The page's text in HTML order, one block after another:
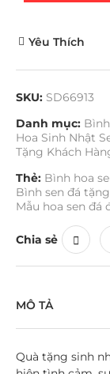
Yêu Thích
SKU: SD66913
Danh mục:
Hoa Sinh Nhật
Tặng Khách
Thẻ: Bình hoa
Bình sen đá
Mẫu hoa sen đá
Chia sẻ
MÔ TẢ
Quà tặng sinh